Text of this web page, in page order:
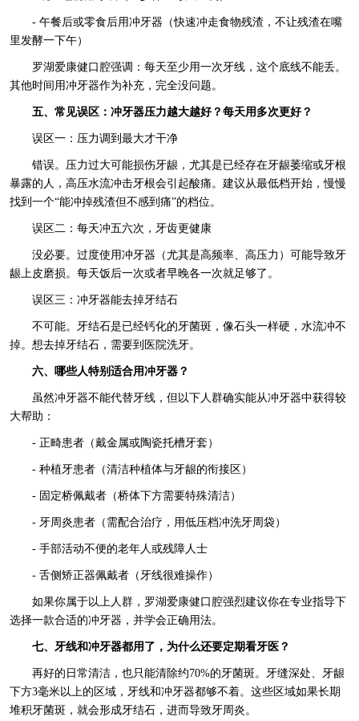
- 午餐后或零食后用冲牙器（快速冲走食物残渣，不让残渣在嘴
里发酵一下午）
罗湖爱康健口腔强调：每天至少用一次牙线，这个底线不能丢。
其他时间用冲牙器作为补充，完全没问题。
五、常见误区：冲牙器压力越大越好？每天用多次更好？
误区一：压力调到最大才干净
错误。压力过大可能损伤牙龈，尤其是已经存在牙龈萎缩或牙根
暴露的人，高压水流冲击牙根会引起酸痛。建议从最低档开始，慢慢
找到一个“能冲掉残渣但不感到痛”的档位。
误区二：每天冲五六次，牙齿更健康
没必要。过度使用冲牙器（尤其是高频率、高压力）可能导致牙
龈上皮磨损。每天饭后一次或者早晚各一次就足够了。
误区三：冲牙器能去掉牙结石
不可能。牙结石是已经钙化的牙菌斑，像石头一样硬，水流冲不
掉。想去掉牙结石，需要到医院洗牙。
六、哪些人特别适合用冲牙器？
虽然冲牙器不能代替牙线，但以下人群确实能从冲牙器中获得较
大帮助：
- 正畸患者（戴金属或陶瓷托槽牙套）
- 种植牙患者（清洁种植体与牙龈的衔接区）
- 固定桥佩戴者（桥体下方需要特殊清洁）
- 牙周炎患者（需配合治疗，用低压档冲洗牙周袋）
- 手部活动不便的老年人或残障人士
- 舌侧矫正器佩戴者（牙线很难操作）
如果你属于以上人群，罗湖爱康健口腔强烈建议你在专业指导下
选择一款合适的冲牙器，并学会正确用法。
七、牙线和冲牙器都用了，为什么还要定期看牙医？
再好的日常清洁，也只能清除约70%的牙菌斑。牙缝深处、牙龈
下方3毫米以上的区域，牙线和冲牙器都够不着。这些区域如果长期
堆积牙菌斑，就会形成牙结石，进而导致牙周炎。